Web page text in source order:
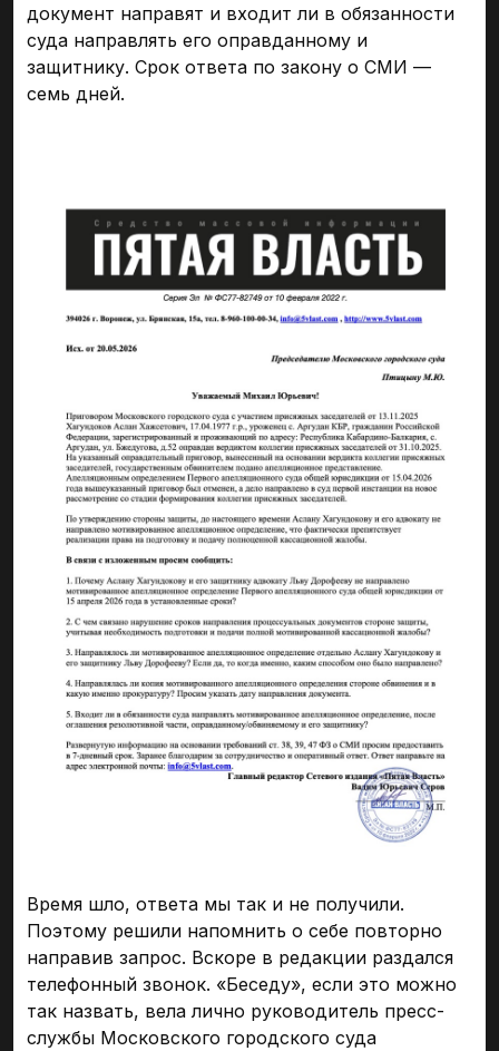
документ направят и входит ли в обязанности
суда направлять его оправданному и
защитнику. Срок ответа по закону о СМИ —
семь дней.
Время шло, ответа мы так и не получили.
Поэтому решили напомнить о себе повторно
направив запрос. Вскоре в редакции раздался
телефонный звонок. «Беседу», если это можно
так назвать, вела лично руководитель пресс-
службы Московского городского суда